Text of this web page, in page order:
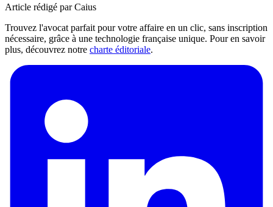
Article rédigé par Caius
Trouvez l'avocat parfait pour votre affaire en un clic, sans inscription
nécessaire, grâce à une technologie française unique. Pour en savoir
plus, découvrez notre charte éditoriale.